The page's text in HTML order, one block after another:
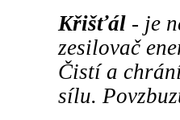
Křišťál - je
zesilovač
Čistí a
sílu.